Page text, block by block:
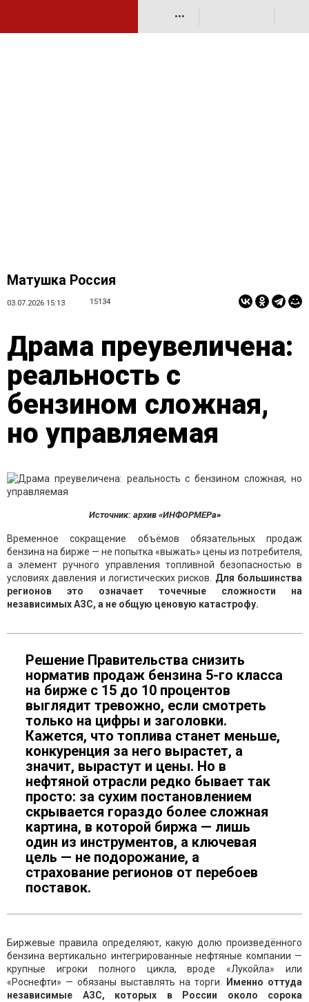
•••
Матушка Россия
03.07.2026 15:13 15134
Драма преувеличена:
реальность с
бензином сложная,
но управляемая
Источник: архив «ИНФОРМЕРа»
Временное сокращение объёмов обязательных продаж
бензина на бирже — не попытка «выжать» цены из потребителя,
а элемент ручного управления топливной безопасностью в
условиях давления и логистических рисков. Для большинства
регионов это означает точечные сложности на
независимых АЗС, а не общую ценовую катастрофу.
Решение Правительства снизить
норматив продаж бензина 5-го класса
на бирже с 15 до 10 процентов
выглядит тревожно, если смотреть
только на цифры и заголовки.
Кажется, что топлива станет меньше,
конкуренция за него вырастет, а
значит, вырастут и цены. Но в
нефтяной отрасли редко бывает так
просто: за сухим постановлением
скрывается гораздо более сложная
картина, в которой биржа — лишь
один из инструментов, а ключевая
цель — не подорожание, а
страхование регионов от перебоев
поставок.
Биржевые правила определяют, какую долю произведённого
бензина вертикально интегрированные нефтяные компании —
крупные игроки полного цикла, вроде «Лукойла» или
«Роснефти» — обязаны выставлять на торги.
Именно оттуда
независимые АЗС, которых в России около сорока